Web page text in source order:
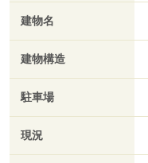
建物名
建物構造
駐車場
現況